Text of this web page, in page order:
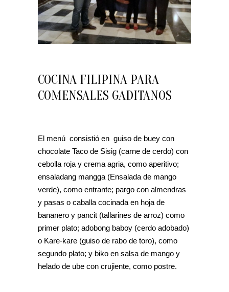
COCINA FILIPINA PARA
COMENSALES GADITANOS
El menú consistió en guiso de buey con
chocolate Taco de Sisig (carne de cerdo) con
cebolla roja y crema agria, como aperitivo;
ensaladang mangga (Ensalada de mango
verde), como entrante; pargo con almendras
y pasas o caballa cocinada en hoja de
bananero y pancit (tallarines de arroz) como
primer plato; adobong baboy (cerdo adobado)
o Kare-kare (guiso de rabo de toro), como
segundo plato; y biko en salsa de mango y
helado de ube con crujiente, como postre.